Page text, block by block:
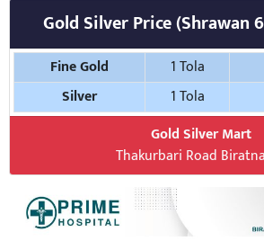
Gold Silver Price (Shrawan
Fine Gold 1 Tola
Silver
1 Tola
Gold Silver Mart
Thakurbari Road